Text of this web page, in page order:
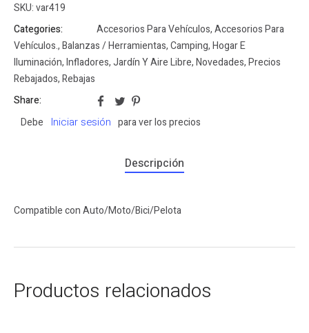
SKU:var419
Categories:
Accesorios Para Vehículos,Accesorios Para
Vehículos.,Balanzas / Herramientas,Camping,Hogar E
Iluminación,Infladores,Jardín Y Aire Libre,Novedades,Precios
Rebajados,Rebajas
Share:
Debe
Iniciar sesión para ver los precios
Descripción
Compatible con Auto/Moto/Bici/Pelota
Productos relacionados